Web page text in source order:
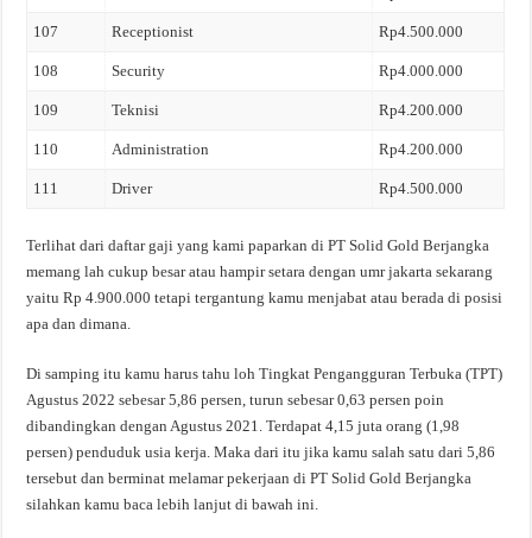
107 Receptionist Rp4.500.000
108 Security Rp4.000.000
109 Teknisi Rp4.200.000
110 Administration Rp4.200.000
111 Driver Rp4.500.000
Terlihat dari daftar gaji yang kami paparkan di PT Solid Gold Berjangka
memang lah cukup besar atau hampir setara dengan umr jakarta sekarang
yaitu Rp 4.900.000 tetapi tergantung kamu menjabat atau berada di posisi
apa dan dimana.
Di samping itu kamu harus tahu loh Tingkat Pengangguran Terbuka (TPT)
Agustus 2022 sebesar 5,86 persen, turun sebesar 0,63 persen poin
dibandingkan dengan Agustus 2021. Terdapat 4,15 juta orang (1,98
persen) penduduk usia kerja. Maka dari itu jika kamu salah satu dari 5,86
tersebut dan berminat melamar pekerjaan di PT Solid Gold Berjangka
silahkan kamu baca lebih lanjut di bawah ini.